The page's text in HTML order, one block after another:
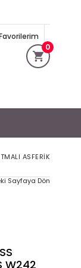
0
ASFERİK
Sayfaya Dön
W242